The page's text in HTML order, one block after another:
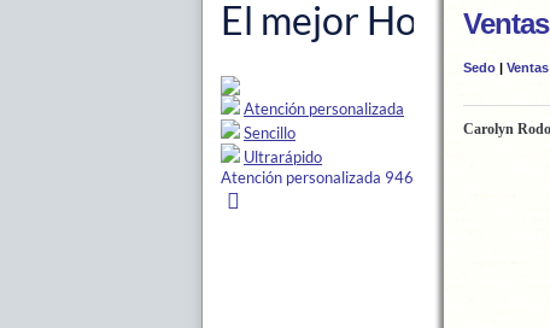
Sedo | Ventas
Carolyn